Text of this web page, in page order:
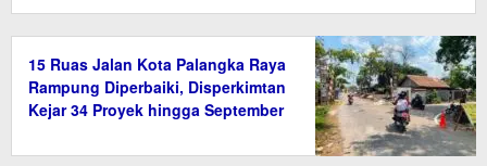
15 Ruas Jalan Kota Palangka Raya
Rampung Diperbaiki, Disperkimtan
Kejar 34 Proyek hingga September